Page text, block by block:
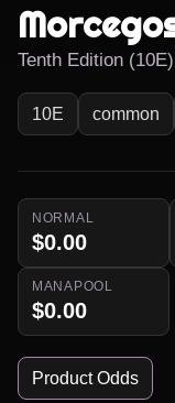
Tenth Edition
10E common
NORMAL
$0.00
MANAPOOL
$0.00
Product Odds